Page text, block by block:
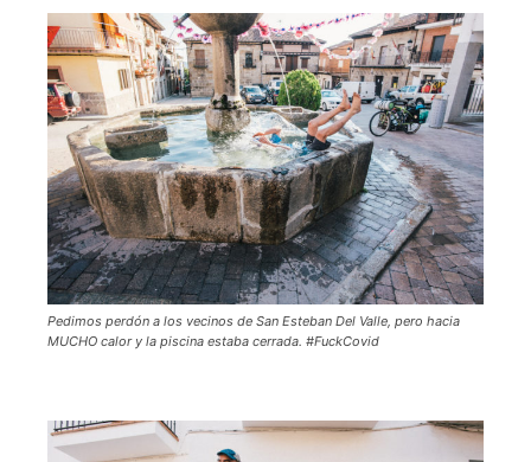
Pedimos perdón a los vecinos de San Esteban Del Valle, pero hacia
MUCHO calor y la piscina estaba cerrada. #FuckCovid